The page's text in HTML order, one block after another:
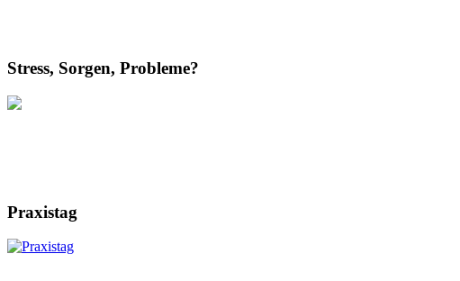
Stress, Sorgen, Probleme?
Praxistag